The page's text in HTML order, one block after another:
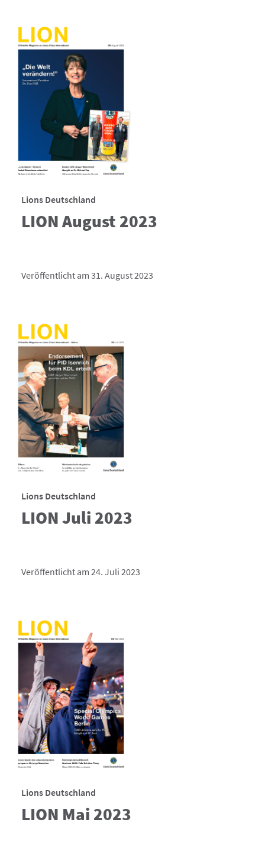
Lions Deutschland
LION August 2023
Veröffentlicht am 31. August 2023
Lions Deutschland
LION Juli 2023
Veröffentlicht am 24. Juli 2023
Lions Deutschland
LION Mai 2023